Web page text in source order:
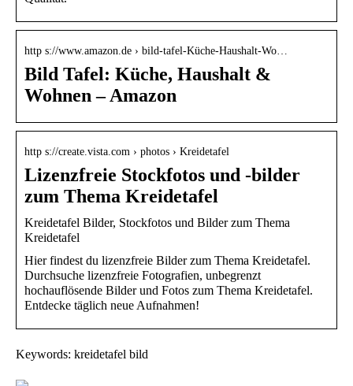
http s://www.amazon.de › bild-tafel-Küche-Haushalt-Wo…
Bild Tafel: Küche, Haushalt &
Wohnen – Amazon
http s://create.vista.com › photos › Kreidetafel
Lizenzfreie Stockfotos und -bilder
zum Thema Kreidetafel
Kreidetafel Bilder, Stockfotos und Bilder zum Thema
Kreidetafel
Hier findest du lizenzfreie Bilder zum Thema Kreidetafel.
Durchsuche lizenzfreie Fotografien, unbegrenzt
hochauflösende Bilder und Fotos zum Thema Kreidetafel.
Entdecke täglich neue Aufnahmen!
Keywords: kreidetafel bild